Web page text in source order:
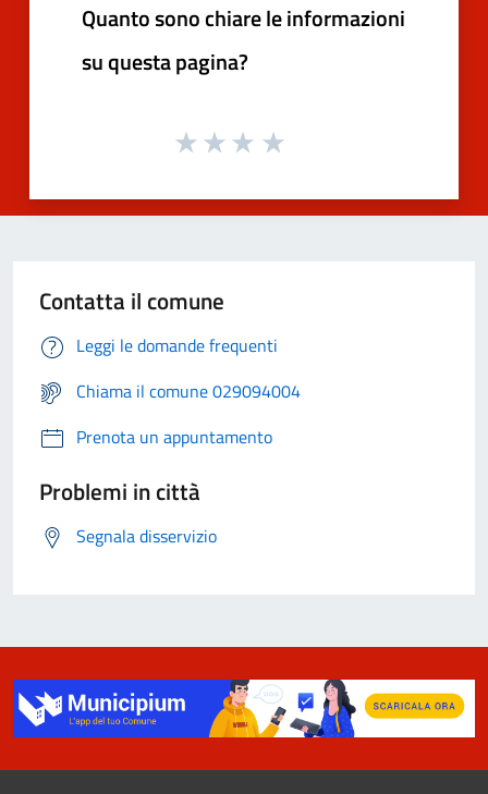
Quanto sono chiare le informazioni
su questa pagina?
Contatta il comune
Leggi le domande frequenti
Chiama il comune 029094004
Prenota un appuntamento
Problemi in città
Segnala disservizio